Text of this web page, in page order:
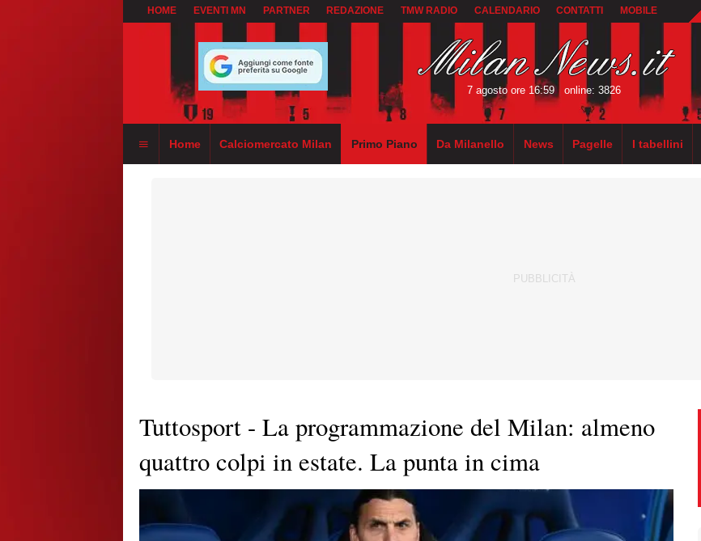
HOME EVENTI MN PARTNER REDAZIONE TMW RADIO CALENDARIO CONTATTI MOBILE
7 agosto ore 16:59 online: 3826
Home Calciomercato Milan Primo Piano Da Milanello News Pagelle I tabellini
Tuttosport - La programmazione del Milan: almeno
quattro colpi in estate. La punta in cima